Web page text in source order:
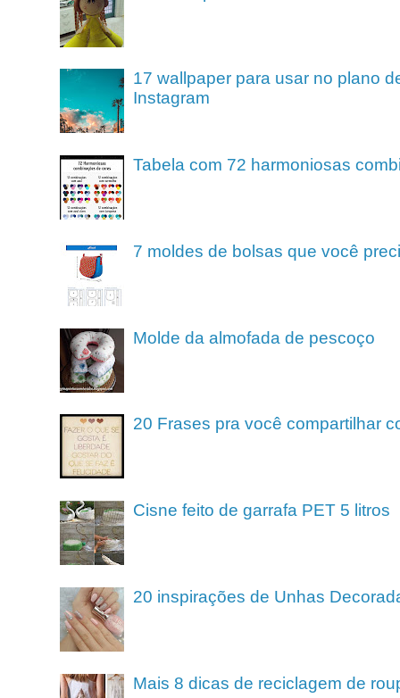
17 wallpaper para usar no plano
Instagram
Tabela com 72 harmoniosas
7 moldes de bolsas que você
Molde da almofada de pescoço
20 Frases pra você compartilhar
Cisne feito de garrafa PET 5 litros
20 inspirações de Unhas
Mais 8 dicas de reciclagem de